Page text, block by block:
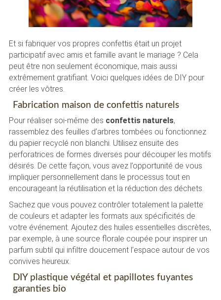
Et si fabriquer vos propres confettis était un projet
participatif avec amis et famille avant le mariage ? Cela
peut être non seulement économique, mais aussi
extrêmement gratifiant. Voici quelques idées de DIY pour
créer les vôtres.
Fabrication maison de confettis naturels
Pour réaliser soi-même des confettis naturels,
rassemblez des feuilles d’arbres tombées ou fonctionnez
du papier recyclé non blanchi. Utilisez ensuite des
perforatrices de formes diverses pour découper les motifs
désirés. De cette façon, vous avez l’opportunité de vous
impliquer personnellement dans le processus tout en
encourageant la réutilisation et la réduction des déchets.
Sachez que vous pouvez contrôler totalement la palette
de couleurs et adapter les formats aux spécificités de
votre événement. Ajoutez des huiles essentielles discrètes,
par exemple, à une source florale coupée pour inspirer un
parfum subtil qui infiltre doucement l’espace autour de vos
convives heureux.
DIY plastique végétal et papillotes fuyantes
garanties bio